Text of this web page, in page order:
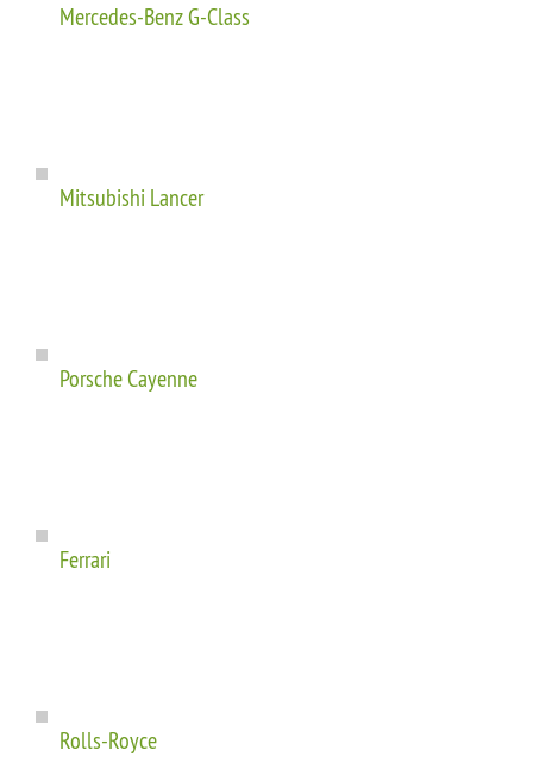
Mercedes-Benz G-Class
Mitsubishi Lancer
Porsche Cayenne
Ferrari
Rolls-Royce